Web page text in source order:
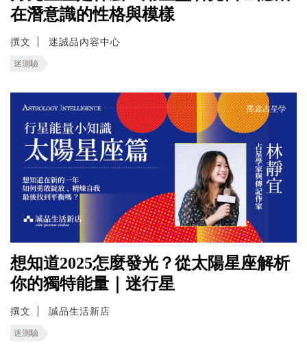
在潛意識的性格與模樣
撰文 迷誠品內容中心
迷測驗
想知道2025怎麼發光？從太陽星座解析
你的獨特能量｜迷行星
撰文 誠品生活新店
迷測驗